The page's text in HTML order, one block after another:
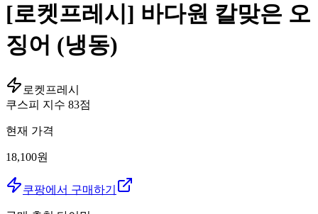
[로켓프레시] 바다원 칼맞은 오
징어 (냉동)
로켓프레시
쿠스피 지수 83점
현재 가격
18,100원
쿠팡에서 구매하기